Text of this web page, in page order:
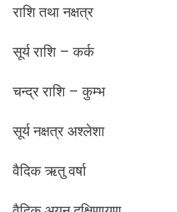
राशि तथा नक्षत्र
सूर्य राशि – कर्क
चन्द्र राशि – कुम्भ
सूर्य नक्षत्र अश्लेशा
वैदिक ऋतु वर्षा